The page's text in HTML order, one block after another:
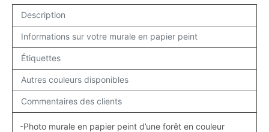
Description
Informations sur votre murale en papier peint
Étiquettes
Autres couleurs disponibles
Commentaires des clients
-Photo murale en papier peint d’une forêt en couleur